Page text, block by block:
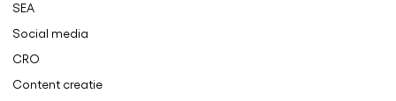
SEA
Social media
CRO
Content creatie